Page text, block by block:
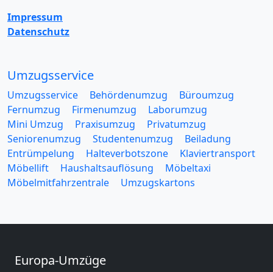
Impressum
Datenschutz
Umzugsservice
Umzugsservice Behördenumzug
Büroumzug
Fernumzug
Firmenumzug
Laborumzug
Mini Umzug
Praxisumzug
Privatumzug
Seniorenumzug
Studentenumzug
Beiladung
Entrümpelung
Halteverbotszone
Klaviertransport
Möbellift
Haushaltsauflösung
Möbeltaxi
Möbelmitfahrzentrale
Umzugskartons
Europa-Umzüge